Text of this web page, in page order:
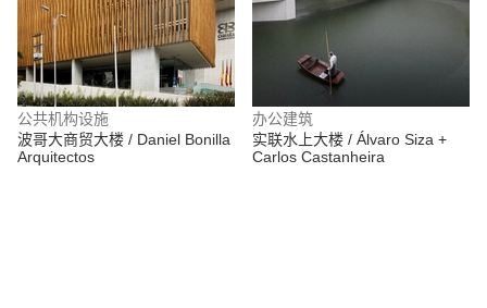
公共机构设施
波哥大商贸大楼 / Daniel Bonilla
Arquitectos
办公建筑
实联水上大楼 / Álvaro Siza +
Carlos Castanheira